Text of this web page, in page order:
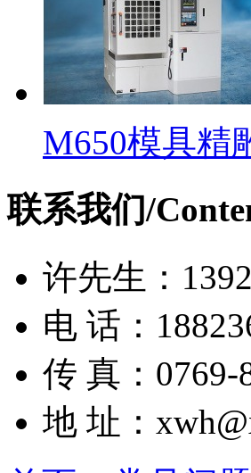
M650模具精
联系我们/
许先生：
电 话：
传 真：0769-
地 址：